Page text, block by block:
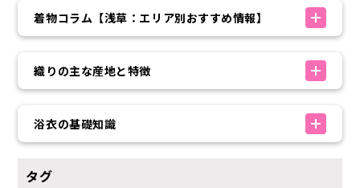
着物コラム【浅草：エリア別おすすめ情報】
織りの主な産地と特徴
浴衣の基礎知識
タグ